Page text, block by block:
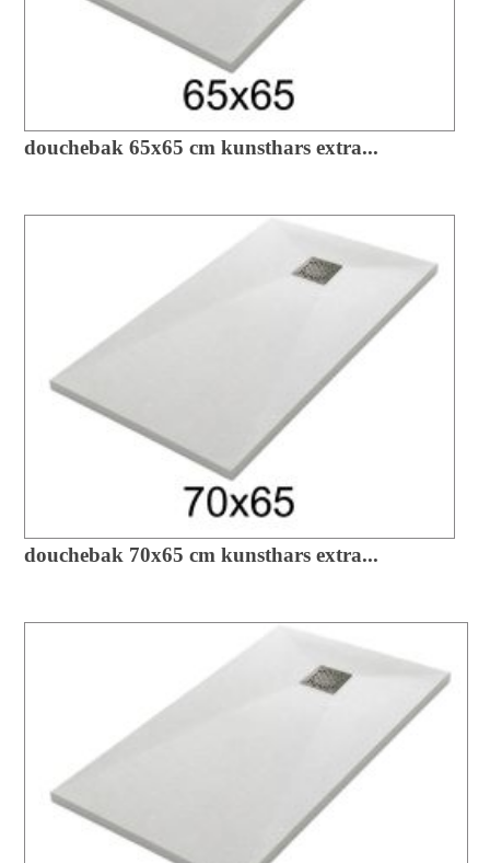
douchebak 65x65 cm kunsthars extra...
douchebak 70x65 cm kunsthars extra...